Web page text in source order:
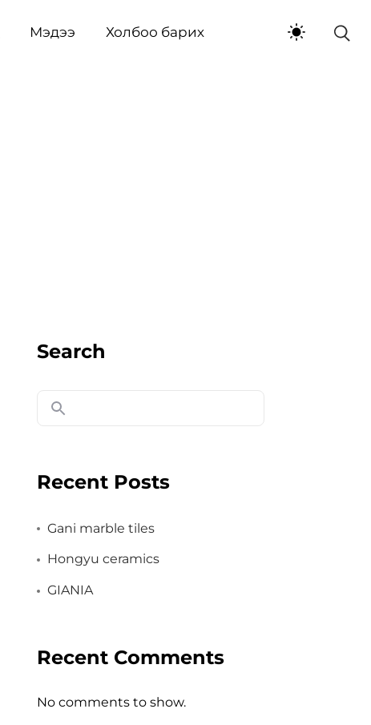
Мэдээ Холбоо барих
Search
Recent Posts
Gani marble tiles
Hongyu ceramics
GIANIA
Recent Comments
No comments to show.